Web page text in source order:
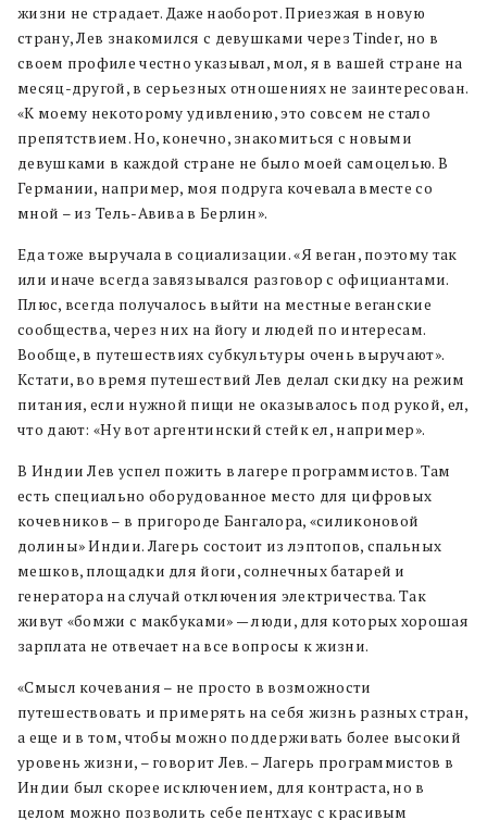
жизни не страдает. Даже наоборот. Приезжая в новую
страну, Лев знакомился с девушками через Tinder, но в
своем профиле честно указывал, мол, я в вашей стране на
месяц-другой, в серьезных отношениях не заинтересован.
«К моему некоторому удивлению, это совсем не стало
препятствием. Но, конечно, знакомиться с новыми
девушками в каждой стране не было моей самоцелью. В
Германии, например, моя подруга кочевала вместе со
мной – из Тель-Авива в Берлин».
Еда тоже выручала в социализации. «Я веган, поэтому так
или иначе всегда завязывался разговор с официантами.
Плюс, всегда получалось выйти на местные веганские
сообщества, через них на йогу и людей по интересам.
Вообще, в путешествиях субкультуры очень выручают».
Кстати, во время путешествий Лев делал скидку на режим
питания, если нужной пищи не оказывалось под рукой, ел,
что дают: «Ну вот аргентинский стейк ел, например».
В Индии Лев успел пожить в лагере программистов. Там
есть специально оборудованное место для цифровых
кочевников – в пригороде Бангалора, «силиконовой
долины» Индии. Лагерь состоит из лэптопов, спальных
мешков, площадки для йоги, солнечных батарей и
генератора на случай отключения электричества. Так
живут «бомжи с макбуками» — люди, для которых хорошая
зарплата не отвечает на все вопросы к жизни.
«Смысл кочевания – не просто в возможности
путешествовать и примерять на себя жизнь разных стран,
а еще и в том, чтобы можно поддерживать более высокий
уровень жизни, – говорит Лев. – Лагерь программистов в
Индии был скорее исключением, для контраста, но в
целом можно позволить себе пентхаус с красивым